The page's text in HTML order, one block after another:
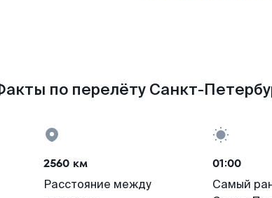
по перелёту Санкт-
2560 км
Расстояние между
01:00
Самый